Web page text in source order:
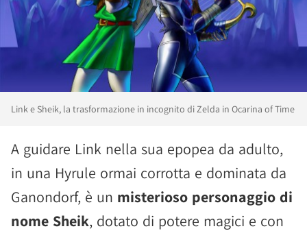
Link e Sheik, la trasformazione in incognito di Zelda in Ocarina of Time
A guidare Link nella sua epopea da adulto,
in una Hyrule ormai corrotta e dominata da
Ganondorf, è un misterioso personaggio di
nome Sheik, dotato di potere magici e con